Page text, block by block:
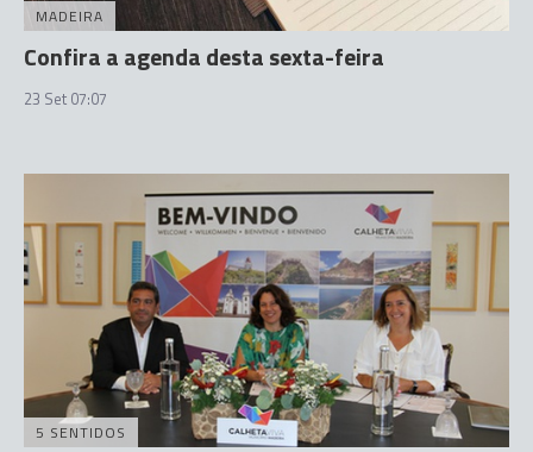
MADEIRA
Confira a agenda desta sexta-feira
23 Set 07:07
5 SENTIDOS